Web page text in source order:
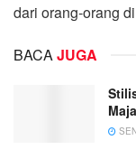
dari orang-orang
BACAJUGA